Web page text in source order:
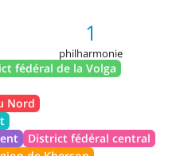
1
philharmonie
fédéral de la Volga
Nord
District fédéral central